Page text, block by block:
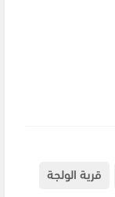
قرية الولجة